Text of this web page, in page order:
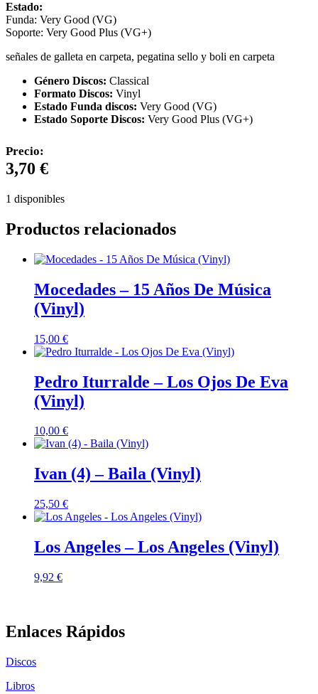
Estado:
Funda: Very Good (VG)
Soporte: Very Good Plus (VG+)
señales de galleta en carpeta, pegatina sello y boli en carpeta
Género Discos: Classical
Formato Discos: Vinyl
Estado Funda discos: Very Good (VG)
Estado Soporte Discos: Very Good Plus (VG+)
Precio:
3,70 €
1 disponibles
Productos relacionados
Mocedades – 15 Años De Música
(Vinyl)
15,00 €
Pedro Iturralde – Los Ojos De Eva
(Vinyl)
10,00 €
Ivan (4) – Baila (Vinyl)
25,50 €
Los Angeles – Los Angeles (Vinyl)
9,92 €
Enlaces Rápidos
Discos
Libros